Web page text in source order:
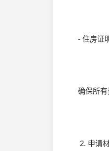
- 住房证
确保所有
2. 申请